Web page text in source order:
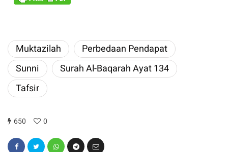
Muktazilah
Perbedaan Pendapat
Sunni
Surah Al-Baqarah Ayat 134
Tafsir
650 0